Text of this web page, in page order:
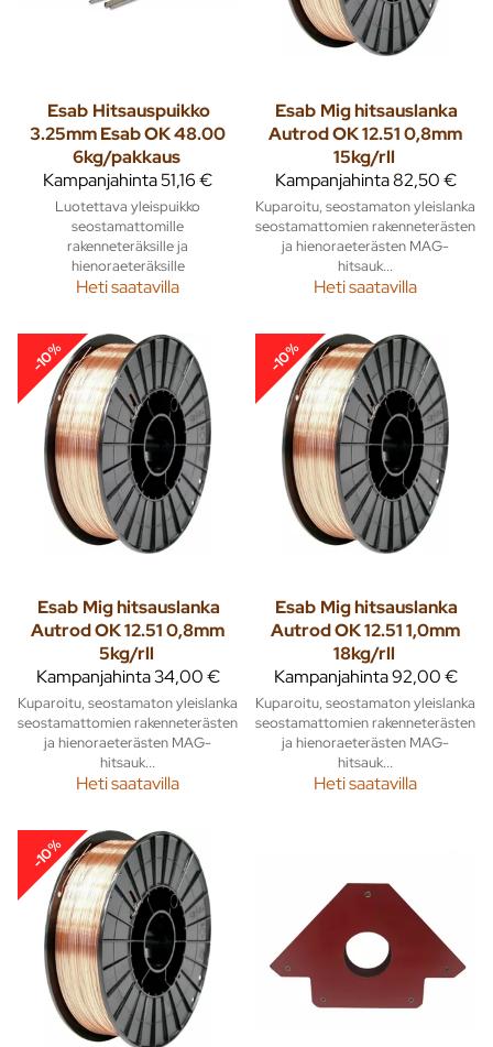
Esab Hitsauspuikko
3.25mm Esab OK 48.00
6kg/pakkaus
Kampanjahinta51,16 €
Luotettava yleispuikko
seostamattomille
rakenneteräksille ja
hienoraeteräksille
Heti saatavilla
Esab Mig hitsauslanka
Autrod OK 12.51 0,8mm
15kg/rll
Kampanjahinta82,50 €
Kuparoitu, seostamaton yleislanka
seostamattomien rakenneterästen
ja hienoraeterästen MAG-
hitsauk...
Heti saatavilla
-10%
Esab Mig hitsauslanka
Autrod OK 12.51 0,8mm
5kg/rll
Kampanjahinta34,00 €
Kuparoitu, seostamaton yleislanka
seostamattomien rakenneterästen
ja hienoraeterästen MAG-
hitsauk...
Heti saatavilla
-10%
Esab Mig hitsauslanka
Autrod OK 12.51 1,0mm
18kg/rll
Kampanjahinta92,00 €
Kuparoitu, seostamaton yleislanka
seostamattomien rakenneterästen
ja hienoraeterästen MAG-
hitsauk...
Heti saatavilla
-10%